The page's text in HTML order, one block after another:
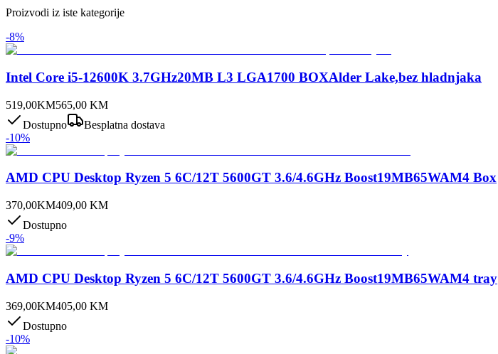
Proizvodi iz iste kategorije
-8%
Intel Core i5-12600K 3.7GHz20MB L3 LGA1700 BOXAlder Lake,bez hladnjaka
519,00KM565,00 KM
Dostupno
Besplatna dostava
-10%
AMD CPU Desktop Ryzen 5 6C/12T 5600GT 3.6/4.6GHz Boost19MB65WAM4 Box
370,00KM409,00 KM
Dostupno
-9%
AMD CPU Desktop Ryzen 5 6C/12T 5600GT 3.6/4.6GHz Boost19MB65WAM4 tray
369,00KM405,00 KM
Dostupno
-10%